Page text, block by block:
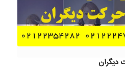
دیگران